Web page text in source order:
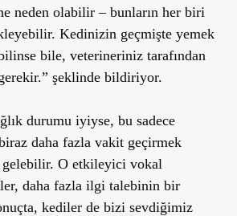
neden olabilir – bunların her biri
Kedinizin geçmişte yemek
bile, veterineriniz tarafından
şeklinde bildiriyor.
durumu iyiyse, bu sadece
daha fazla vakit geçirmek
gelebilir. O etkileyici vokal
daha fazla ilgi talebinin bir
kediler de bizi sevdiğimiz